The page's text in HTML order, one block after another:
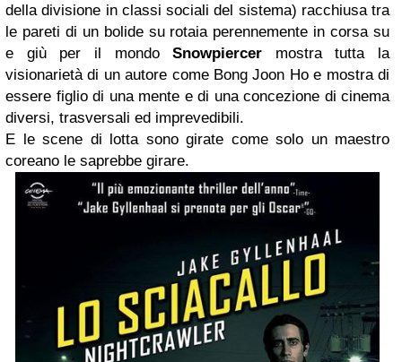
della divisione in classi sociali del sistema) racchiusa tra
le pareti di un bolide su rotaia perennemente in corsa su
e giù per il mondoSnowpiercer mostra tutta la
visionarietà di un autore come Bong Joon Ho e mostra di
essere figlio di una mente e di una concezione di cinema
diversi, trasversali ed imprevedibili.
E le scene di lotta sono girate come solo un maestro
coreano le saprebbe girare.